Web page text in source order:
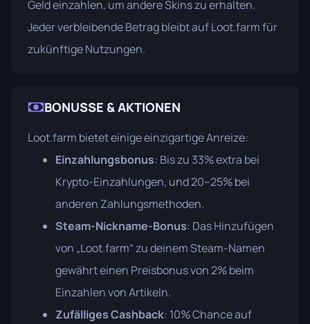
Geld einzahlen, um andere Skins zu erhalten.
Jeder verbleibende Betrag bleibt auf Loot.farm für
zukünftige Nutzungen.
BONUSSE & AKTIONEN
Loot.farm bietet einige einzigartige Anreize:
Einzahlungsbonus: Bis zu 33% extra bei
Krypto-Einzahlungen, und 20–25% bei
anderen Zahlungsmethoden.
Steam-Nickname-Bonus: Das Hinzufügen
von „Loot.farm“ zu deinem Steam-Namen
gewährt einen Preisbonus von 2% beim
Einzahlen von Artikeln.
Zufälliges Cashback: 10% Chance auf